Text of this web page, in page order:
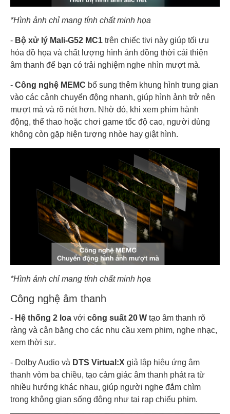
*Hình ảnh chỉ mang tính chất minh họa
- Bộ xử lý Mali‑G52 MC1 trên chiếc tivi này giúp tối ưu
hóa đồ họa và chất lượng hình ảnh đồng thời cải thiện
âm thanh để bạn có trải nghiệm nghe nhìn mượt mà.
- Công nghệ MEMC bổ sung thêm khung hình trung gian
vào các cảnh chuyển động nhanh, giúp hình ảnh trở nên
mượt mà và rõ nét hơn. Nhờ đó, khi xem phim hành
động, thể thao hoặc chơi game tốc độ cao, người dùng
không còn gặp hiện tượng nhòe hay giật hình.
*Hình ảnh chỉ mang tính chất minh họa
Công nghệ âm thanh
- Hệ thống 2 loa với công suất 20 W tạo âm thanh rõ
ràng và cân bằng cho các nhu cầu xem phim, nghe nhạc,
xem thời sự.
- Dolby Audio và DTS Virtual:X giả lập hiệu ứng âm
thanh vòm ba chiều, tạo cảm giác âm thanh phát ra từ
nhiều hướng khác nhau, giúp người nghe đắm chìm
trong không gian sống động như tại rạp chiếu phim.